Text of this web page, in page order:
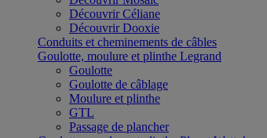
Découvrir Céliane
Découvrir Dooxie
Conduits et cheminements de câbles
Goulotte, moulure et plinthe Legrand
Goulotte
Goulotte de câblage
Moulure et plinthe
GTL
Passage de plancher